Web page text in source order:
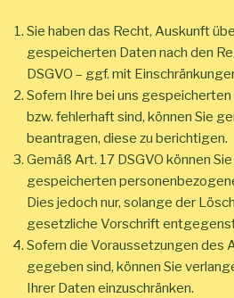
Sie haben das Recht, Auskunft
gespeicherten Daten nach den
DSGVO – ggf. mit
Sofern Ihre bei uns
bzw. fehlerhaft sind, können Sie
beantragen, diese zu berichtigen.
Gemäß Art. 17 DSGVO können
gespeicherten
Dies jedoch nur, solange der
gesetzliche Vorschrift
Sofern die Voraussetzungen des
gegeben sind, können Sie
Ihrer Daten einzuschränken.